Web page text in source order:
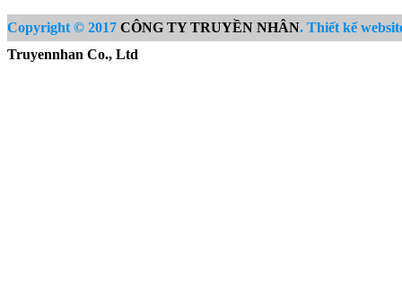
Copyright © 2017 CÔNG TY TRUYỀN NHÂN. Thiết kế
Truyennhan Co., Ltd